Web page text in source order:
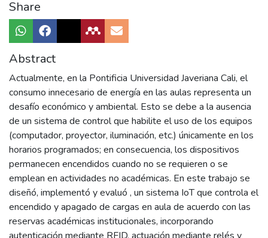
Share
Abstract
Actualmente, en la Pontificia Universidad Javeriana Cali, el
consumo innecesario de energía en las aulas representa un
desafío económico y ambiental. Esto se debe a la ausencia
de un sistema de control que habilite el uso de los equipos
(computador, proyector, iluminación, etc.) únicamente en los
horarios programados; en consecuencia, los dispositivos
permanecen encendidos cuando no se requieren o se
emplean en actividades no académicas. En este trabajo se
diseñó, implementó y evaluó , un sistema IoT que controla el
encendido y apagado de cargas en aula de acuerdo con las
reservas académicas institucionales, incorporando